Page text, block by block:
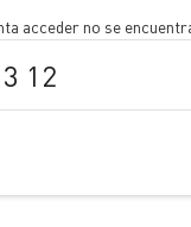
acceder no se